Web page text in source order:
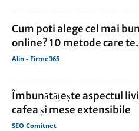
Cum poti alege cel mai
online? 10 metode care
Alin - Firme365
Îmbunătățește aspectul
cafea și mese extensibile
SEO Comitnet